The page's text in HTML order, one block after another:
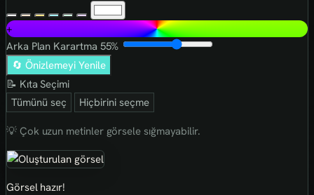
+
Arka Plan Karartma 55%
🔄 Önizlemeyi Yenile
📝 Kıta Seçimi
Tümünü seç
Hiçbirini seçme
💡 Çok uzun metinler görsele sığmayabilir.
Görsel hazır!